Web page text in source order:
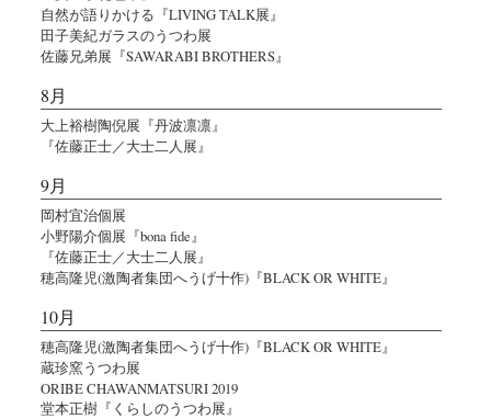
自然が語りかける『LIVING TALK展』
田子美紀ガラスのうつわ展
佐藤兄弟展『SAWARABI BROTHERS』
8月
大上裕樹陶倪展『丹波凛凛』
『佐藤正士／大士二人展』
9月
岡村宜治個展
小野陽介個展『bona fide』
『佐藤正士／大士二人展』
穂高隆児(激陶者集団へうげ十作)『BLACK OR WHITE』
10月
穂高隆児(激陶者集団へうげ十作)『BLACK OR WHITE』
蔵珍窯うつわ展
ORIBE CHAWANMATSURI 2019
堂本正樹『くらしのうつわ展』